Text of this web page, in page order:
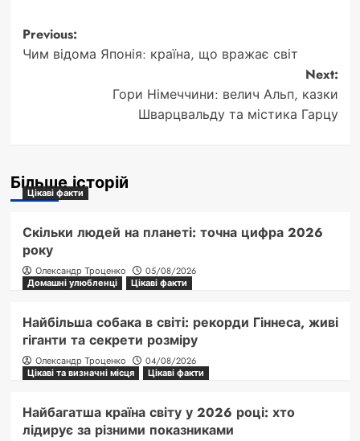
Post
navigation
Previous:
Чим відома Японія: країна, що вражає світ
Next:
Гори Німеччини: велич Альп, казки
Шварцвальду та містика Гарцу
Більше історій
Цікаві факти
Скільки людей на планеті: точна цифра 2026
року
Олександр Троценко
05/08/2026
Домашні улюбленці
Цікаві факти
Найбільша собака в світі: рекорди Гіннеса, живі
гіганти та секрети розміру
Олександр Троценко
04/08/2026
Цікаві та визначні місця
Цікаві факти
Найбагатша країна світу у 2026 році: хто
лідирує за різними показниками